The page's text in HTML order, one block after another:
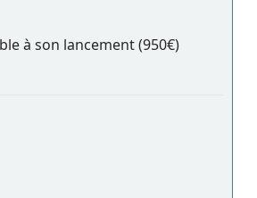
à son lancement (950€)